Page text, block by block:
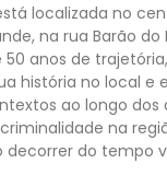
localizada no
na rua Barão do
anos de
história no local e
ao longo dos
na
decorrer do tempo